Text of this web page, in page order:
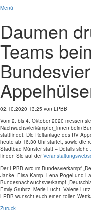
Menü
Daumen
Teams
02.10.2020 13:25 von LPBB
Vom 2. bis 4. Oktober 2020 messen
Nachwuchsvierkämpfer_innen beim
stattfindet. Die Reitanlage des RV
heute ab 16:30 Uhr startet, sowie die
Stadtbad Münster statt – Details siehe
finden Sie auf der
Der LPBB wird im Bundesvierkampf
Janke, Elisa Kamp, Lena Pögel und
Bundesnachwuchsvierkampf
Emily Grubitz, Merle Lucht, Valerie
LPBB wünscht euch einen tollen
Zurück